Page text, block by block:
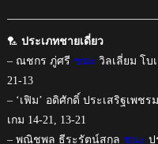
🏸 ประเภทชายเดี่ยว
– ณชกร ภู่ศรี ชนะ วิลเลี่ยม โบ
21-13
– ‘เฟิม’ อดิศักดิ์ ประเสริฐเพช
เกม 14-21, 13-21
– พณิชพล ธีระรัตน์สกุล ชนะ ป